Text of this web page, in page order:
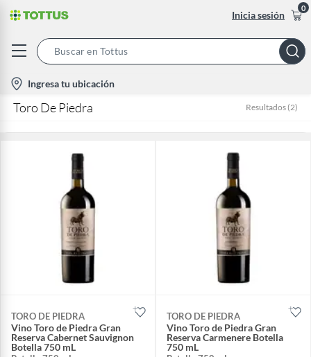
Inicia sesión
0
Bar
location-
icon
Ingresa tu ubicación
Toro De Piedra Resultados (2)
TORO DE PIEDRA
Vino Toro de Piedra Gran
Reserva Cabernet Sauvignon
Botella 750 mL
TORO DE PIEDRA
Vino Toro de Piedra Gran
Reserva Carmenere Botella
750 mL